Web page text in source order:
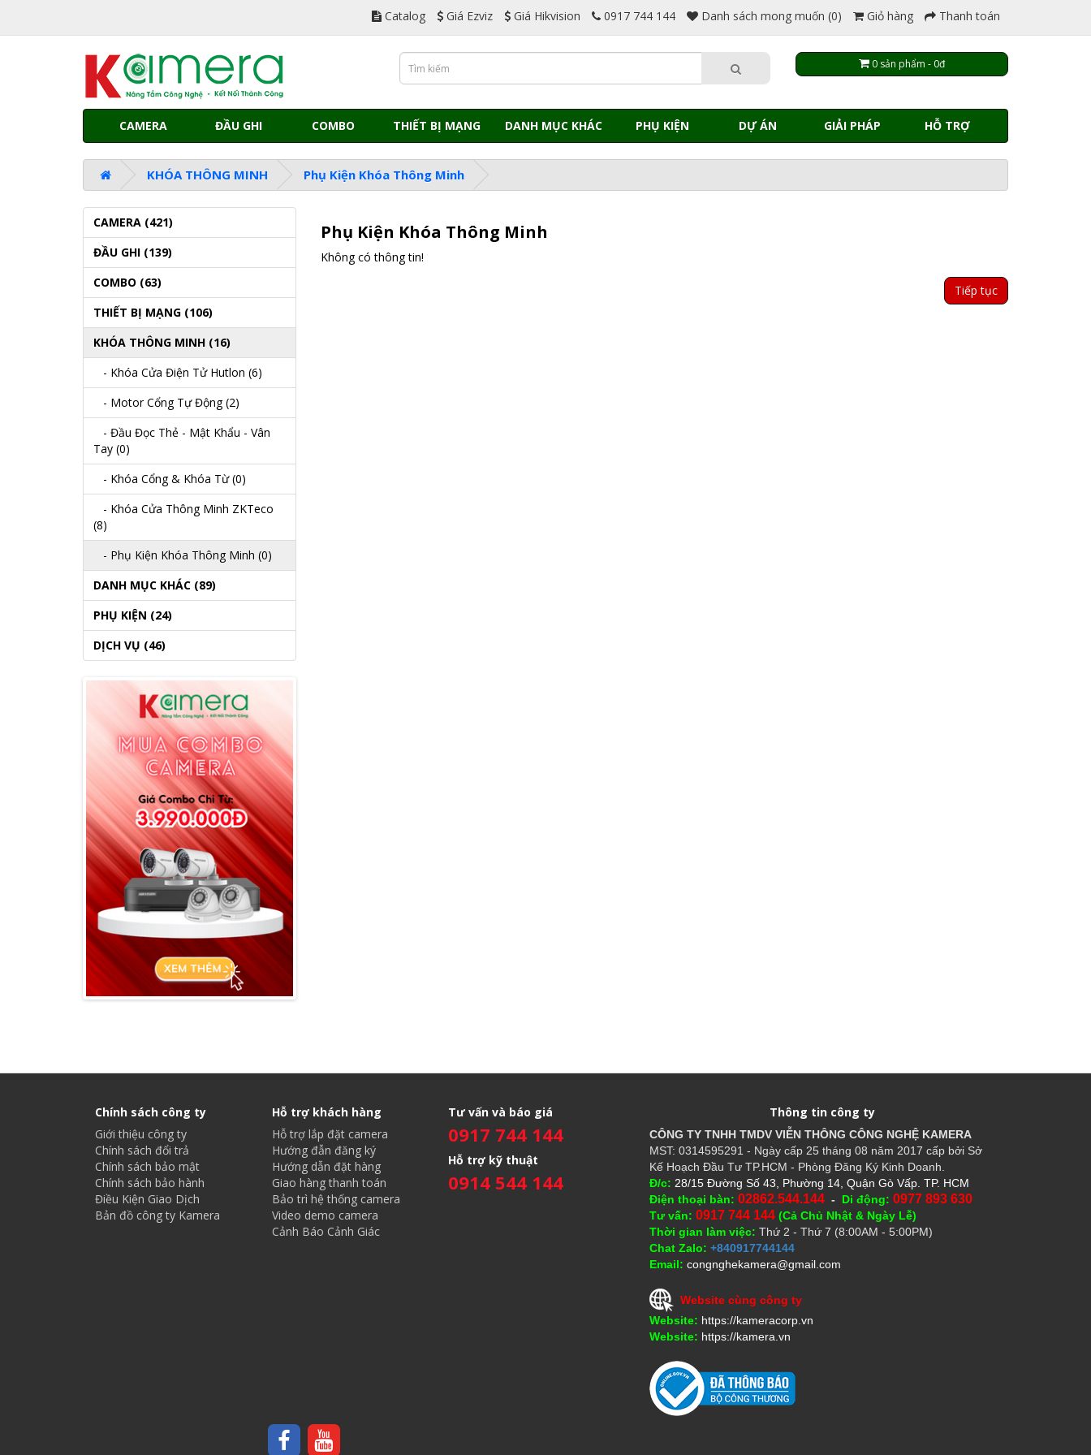
Catalog Giá Ezviz Giá Hikvision 0917 744 144 Danh sách mong muốn (0) Giỏ hàng Thanh toán
0 sản phẩm - 0đ
CAMERA ĐẦU GHI COMBO THIẾT BỊ MẠNG DANH MỤC KHÁC PHỤ KIỆN DỰ ÁN GIẢI PHÁP HỖ TRỢ
KHÓA THÔNG MINH Phụ Kiện Khóa Thông Minh
CAMERA (421)
ĐẦU GHI (139)
COMBO (63)
THIẾT BỊ MẠNG (106)
KHÓA THÔNG MINH (16)
- Khóa Cửa Điện Tử Hutlon (6)
- Motor Cổng Tự Động (2)
- Đầu Đọc Thẻ - Mật Khẩu - Vân
Tay (0)
- Khóa Cổng & Khóa Từ (0)
- Khóa Cửa Thông Minh ZKTeco
(8)
- Phụ Kiện Khóa Thông Minh (0)
DANH MỤC KHÁC (89)
PHỤ KIỆN (24)
DỊCH VỤ (46)
Phụ Kiện Khóa Thông Minh
Không có thông tin!
Tiếp tục
Chính sách công ty
Giới thiệu công ty
Chính sách đổi trả
Chính sách bảo mật
Chính sách bảo hành
Điều Kiện Giao Dịch
Bản đồ công ty Kamera
Hỗ trợ khách hàng
Hỗ trợ lắp đặt camera
Hướng đẫn đăng ký
Hướng dẫn đặt hàng
Giao hàng thanh toán
Bảo trì hệ thống camera
Video demo camera
Cảnh Báo Cảnh Giác
Tư vấn và báo giá
0917 744 144
Hỗ trợ kỹ thuật
0914 544 144
Thông tin công ty
CÔNG TY TNHH TMDV VIỄN THÔNG CÔNG NGHỆ KAMERA
MST: 0314595291 - Ngày cấp 25 tháng 08 năm 2017 cấp bởi Sở
Kế Hoạch Đầu Tư TP.HCM - Phòng Đăng Ký Kinh Doanh.
Đ/c: 28/15 Đường Số 43, Phường 14, Quận Gò Vấp. TP. HCM
Điện thoại bàn: 02862.544.144 - Di động: 0977 893 630
Tư vấn: 0917 744 144 (Cả Chủ Nhật & Ngày Lễ)
Thời gian làm việc: Thứ 2 - Thứ 7 (8:00AM - 5:00PM)
Chat Zalo: +840917744144
Email: congnghekamera@gmail.com
Website cùng công ty
Website: https://kameracorp.vn
Website: https://kamera.vn